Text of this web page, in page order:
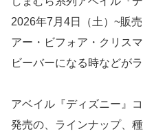
2026年7月4日（土）~販
アー・ビフォア・クリス
ビーバーになる時などが
アベイル『ディズニー』
発売の、ラインナップ、